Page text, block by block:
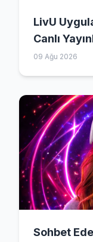
LivU
Canlı
09 Ağu 2026
Sohbet